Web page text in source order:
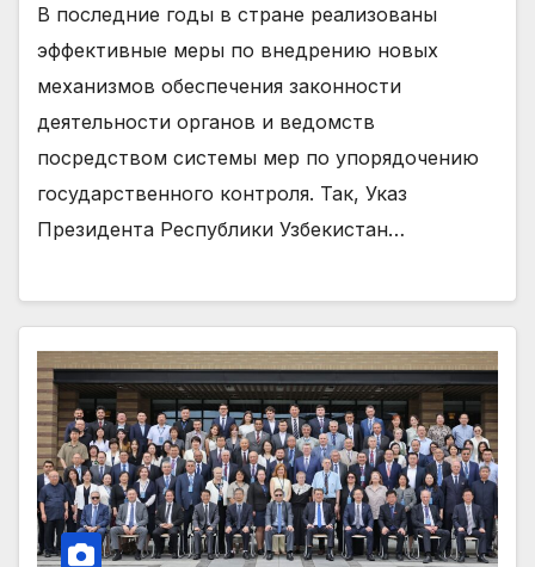
В последние годы в стране реализованы
эффективные меры по внедрению новых
механизмов обеспечения законности
деятельности органов и ведомств
посредством системы мер по упорядочению
государственного контроля. Так, Указ
Президента Республики Узбекистан…